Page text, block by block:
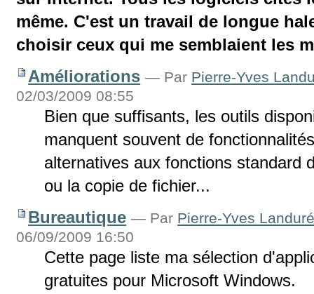
même. C'est un travail de longue
choisir ceux qui me semblaient les
Améliorations — Par Pierre-Yves
02/03/2009 08:55
Bien que suffisants, les outils
manquent souvent de
alternatives aux fonctions standard
ou la copie de fichier...
Bureautique — Par Pierre-Yves
06/09/2009 16:50
Cette page liste ma sélection
gratuites pour Microsoft Windows.